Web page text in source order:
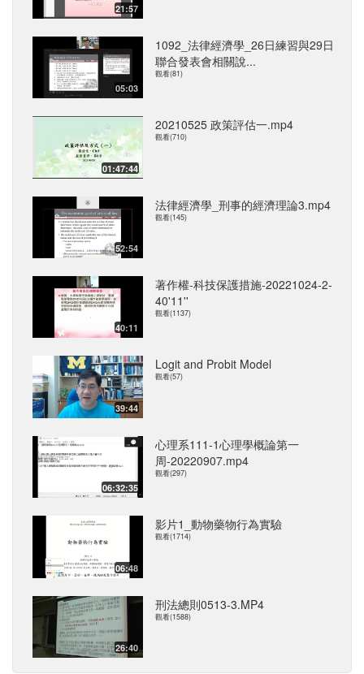
21:57
05:03
1092_法律經濟學_26日練習與29日
聯合發表會相關說...
觀看(81)
01:47:44
20210525 政策評估一.mp4
觀看(710)
52:54
法律經濟學_刑事的經濟理論3.mp4
觀看(145)
40:11
著作權-科技保護措施-20221024-2-
40'11''
觀看(1137)
39:44
Logit and Probit Model
觀看(57)
06:32:35
心理系111-1心理學概論第一
周-20220907.mp4
觀看(297)
06:48
影片1_動物藥物行為實驗
觀看(1714)
26:40
刑法總則0513-3.MP4
觀看(1588)